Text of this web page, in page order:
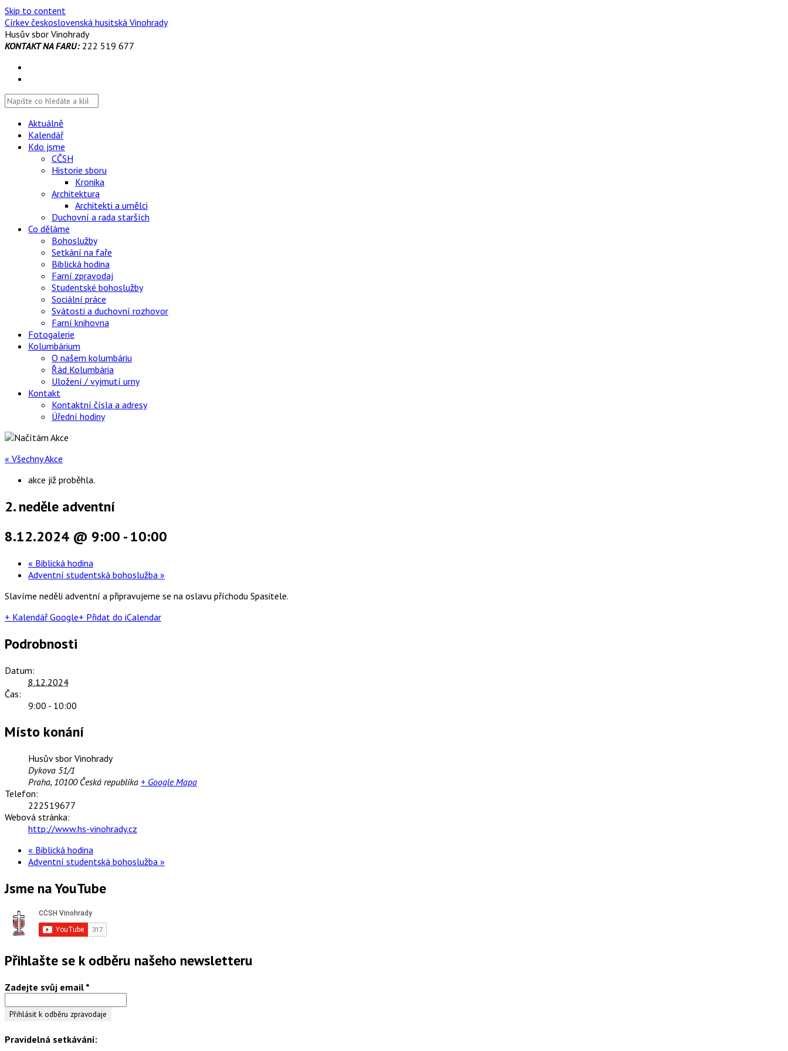
Skip to content
Církev československá husitská Vinohrady
Husův sbor Vinohrady
KONTAKT NA FARU:222 519 677
Aktuálně
Kalendář
Kdo jsme
CČSH
Historie sboru
Kronika
Architektura
Architekti a umělci
Duchovní a rada starších
Co děláme
Bohoslužby
Setkání na faře
Biblická hodina
Farní zpravodaj
Studentské bohoslužby
Sociální práce
Svátosti a duchovní rozhovor
Farní knihovna
Fotogalerie
Kolumbárium
O našem kolumbáriu
Řád Kolumbária
Uložení / vyjmutí urny
Kontakt
Kontaktní čísla a adresy
Úřední hodiny
« Všechny Akce
akce již proběhla.
2. neděle adventní
8.12.2024 @ 9:00 -10:00
« Biblická hodina
Adventní studentská bohoslužba »
Slavíme neděli adventní a připravujeme se na oslavu příchodu Spasitele.
+ Kalendář Google+ Přidat do iCalendar
Podrobnosti
Datum:
8.12.2024
Čas:
9:00 - 10:00
Místo konání
Husův sbor Vinohrady
Dykova 51/1
Praha, 10100 Česká republika + Google Mapa
Telefon:
222519677
Webová stránka:
http://www.hs-vinohrady.cz
« Biblická hodina
Adventní studentská bohoslužba »
Jsme na YouTube
Přihlašte se k odběru našeho newsletteru
Zadejte svůj email *
Pravidelná setkávání: